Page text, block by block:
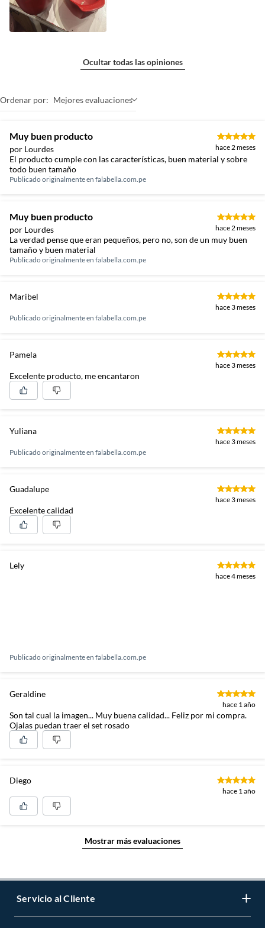
Ocultar todas las opiniones
Ordenar por: Mejores evaluaciones
Muy buen producto
por Lourdes hace 2 meses
El producto cumple con las características, buen material y sobre
todo buen tamaño
Publicado originalmente en falabella.com.pe
Muy buen producto
por Lourdes hace 2 meses
La verdad pense que eran pequeños, pero no, son de un muy buen
tamaño y buen material
Publicado originalmente en falabella.com.pe
Maribel
hace 3 meses
Publicado originalmente en falabella.com.pe
Pamela
hace 3 meses
Excelente producto, me encantaron
Yuliana
hace 3 meses
Publicado originalmente en falabella.com.pe
Guadalupe
hace 3 meses
Excelente calidad
Lely
hace 4 meses
Publicado originalmente en falabella.com.pe
Geraldine
hace 1 año
Son tal cual la imagen... Muy buena calidad... Feliz por mi compra.
Ojalas puedan traer el set rosado
Diego
hace 1 año
Mostrar más evaluaciones
Servicio al Cliente